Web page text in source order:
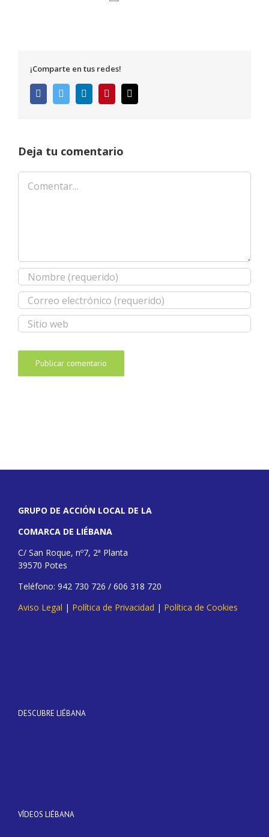
¡Comparte en tus redes!
FacebookTwitter LinkedInPinterest
electrónico
Deja tu comentario
Comentar
GRUPO DE ACCIÓN LOCAL DE LA
COMARCA DE LIÉBANA
C/ San Roque, nº7, 2ª Planta
39570 Potes
Teléfono: 942 730 726 / 606 318 720
Aviso Legal | Política de Privacidad | Política de Cookies
DESCUBRE LIÉBANA
VÍDEOS LIÉBANA